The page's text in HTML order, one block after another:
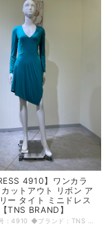
4910】ワンカラ
ットアウト リボン ア
ー タイト ミニドレス
TNS BRAND】
◆ドレス番号：4910 ◆ブランド：TNS BRAND ◆サイズ：L ◆カラー：グリーン ※平置きサイズ寸法 着丈：79cm～99cm(最長) 肩幅：約41cm バスト：約43cm ウエスト：約33.5cm ヒップ： 49cm アームホール：18.5cm 袖丈：57cm 原産国：イタリア 素材：ポリエステル95% エラスタン5% 〈生地感〉 ＝＝＝＝＝＝＝＝＝＝＝＝＝＝＝＝ 伸縮性：あり 厚み：薄手 裏地：なし 透け感：なし ＝＝＝＝＝＝＝＝＝＝＝＝＝＝＝＝ その他 ファスナーなし 生地傷多い ◆マネキンサイズ 本体（H） 178cm バスト 78cm ウエスト 59cm ヒップ 87cm